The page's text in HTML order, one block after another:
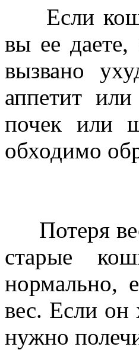
Если
вы ее даете,
вызвано
аппетит
почек или
обходимо
Потеря
старые
нормально,
вес. Если он
нужно